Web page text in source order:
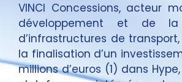
VINCI Concessions, acteur
développement et de la
d’infrastructures de
la finalisation d’un
millions d’euros (1) dans